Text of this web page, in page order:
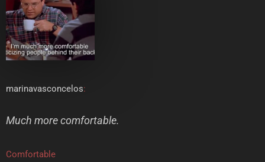
marinavasconcelos:
Much more comfortable.
Comfortable